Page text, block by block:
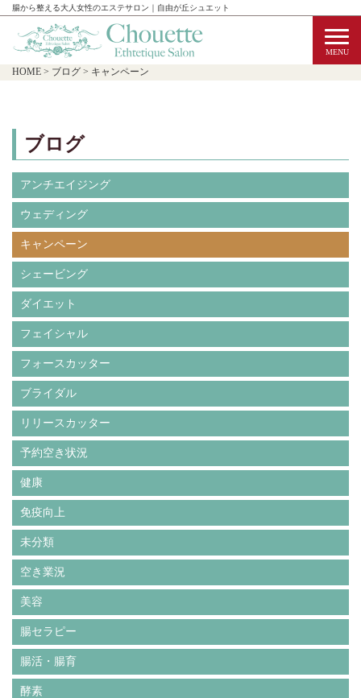
腸から整える大人女性のエステサロン｜自由が丘シュエット
HOME > ブログ > キャンペーン
ブログ
アンチエイジング
ウェディング
キャンペーン
シェービング
ダイエット
フェイシャル
フォースカッター
ブライダル
リリースカッター
予約空き状況
健康
免疫向上
未分類
空き業況
美容
腸セラピー
腸活・腸育
酵素